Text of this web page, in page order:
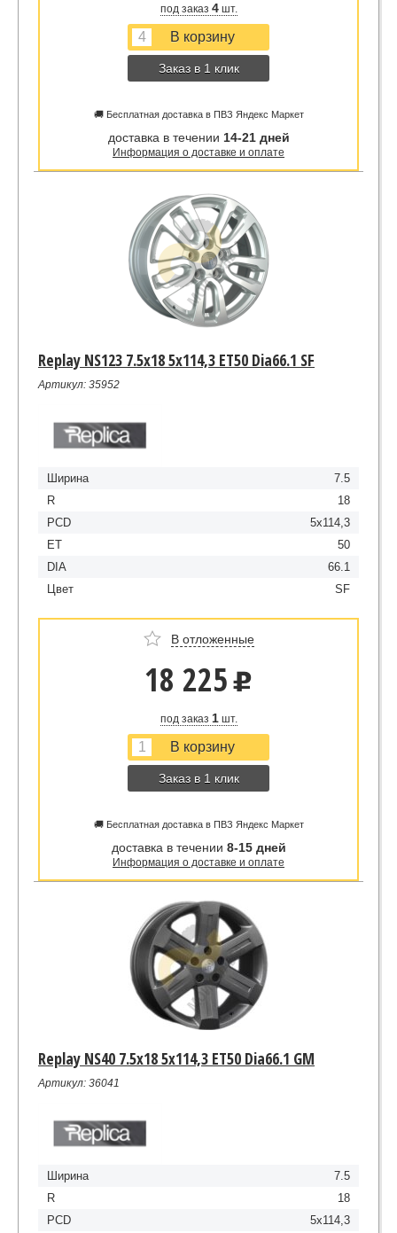
под заказ 4шт.
Заказ в 1 клик
🚚 Бесплатная доставка в ПВЗ Яндекс Маркет
доставка в течении 14-21 дней
Информация о доставке и оплате
Replay NS123 7.5x18 5x114,3 ET50 Dia66.1 SF
Артикул: 35952
Ширина
7.5
R
18
PCD
5x114,3
ET
50
DIA
66.1
Цвет
SF
В отложенные
18 225 u
под заказ 1шт.
Заказ в 1 клик
🚚 Бесплатная доставка в ПВЗ Яндекс Маркет
доставка в течении 8-15 дней
Информация о доставке и оплате
Replay NS40 7.5x18 5x114,3 ET50 Dia66.1 GM
Артикул: 36041
Ширина
7.5
R
18
PCD
5x114,3